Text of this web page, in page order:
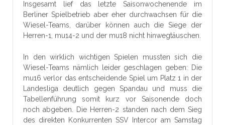
Insgesamt lief das letzte Saisonwochenende im
Berliner Spielbetrieb aber eher durchwachsen für die
Wiesel-Teams, darüber können auch die Siege der
Herren-1, mu14-2 und der mu18 nicht hinwegtäuschen.
In den wirklich wichtigen Spielen mussten sich die
Wiesel-Teams nämlich leider geschlagen geben: Die
mu16 verlor das entscheidende Spiel um Platz 1 in der
Landesliga deutlich gegen Spandau und muss die
Tabellenführung somit kurz vor Saisonende doch
noch abgeben. Die Herren-2 standen nach dem Sieg
des direkten Konkurrenten SSV Intercor am Samstag